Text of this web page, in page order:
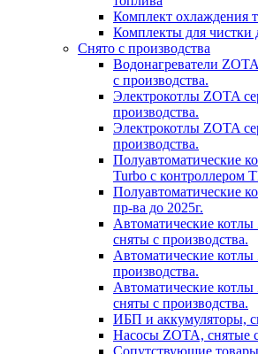
Комплект охлаждения
Комплекты для чистки
Снято с производства
Водонагреватели
с производства.
Электрокотлы ZOTA
производства.
Электрокотлы ZOTA
производства.
Полуавтоматические
Turbo с контроллером
Полуавтоматические
пр-ва до 2025г.
Автоматические
сняты с производства.
Автоматические
производства.
Автоматические
сняты с производства.
ИБП и аккумуляторы,
Насосы ZOTA, снятые
Сопутствующие